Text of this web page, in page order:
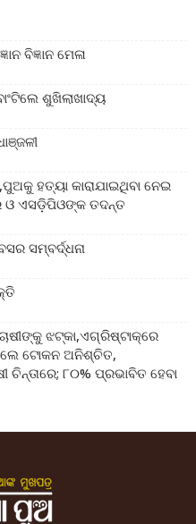
ବିଜ୍ଞାନ ମେଳା
ଶୁଖିଲାଖାଦ୍ୟ
ହତ୍ୟା କାରାଯାଇଥିବା ନେଇ
ଓ ଏସଡ଼ିପିଓଙ୍କ ତଦନ୍ତ
ସମ୍ବର୍ଦ୍ଧନା
ଝଟ୍‌କା,ଏଗ୍ରିଷ୍ଟାକ୍‌ରେ
ଟୋକନ ଅନିଶ୍ଚିତ,
ଚିନ୍ତାରେ; ୮୦% ପ୍ରଭାବିତ ହେବା